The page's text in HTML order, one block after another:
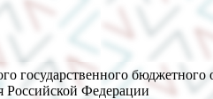
государственного
Российской Федерации